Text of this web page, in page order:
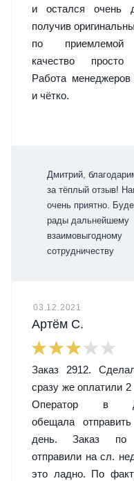
и остался очень
получив
по приемлемой
качество просто
Работа
и чётко.
Дмитрий,
за тёплый отзыв!
очень приятно.
рады дальнейшему
взаимовыгодному
сотрудничеству
03.12.2021
Артём С.
Заказ 2912.
сразу же оплатили 2
Оператор в
обещала
день. Заказ по
отправили на сл.
это ладно. По